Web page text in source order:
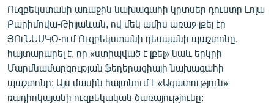
ՏԵՍԱՆՅՈՒԹԵՐ
ԲԱՆԱՎԵՃ
ՁԳՏԵԼՈՎ ԼԱՎԱԳՈՒՅՆԻՆ
ՓՈԴՔԱՍԹ
Ուզբեկստանի առաջին նախագահի կրտսեր դուստր Լոլա
Քարիմովա-Թիլյաևան, ով մեկ ամիս առաջ լքել էր
ՅՈւՆԵՍԿՕ-ում Ուզբեկստանի դեսպանի պաշտոնը,
հայտարարել է, որ «ստիպված է լքել» նաև երկրի
Մարմնամարզության ֆեդերացիայի նախագահի
պաշտոնը: Այս մասին հայտնում է «Ազատություն»
ռադիոկայանի ուզբեկական ծառայությունը: